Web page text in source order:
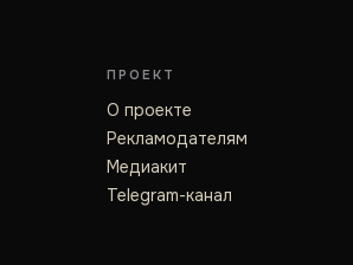
ПРОЕКТ
О проекте
Рекламодателям
Медиакит
Telegram-канал